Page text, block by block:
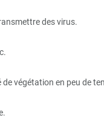
des virus.
végétation en peu de